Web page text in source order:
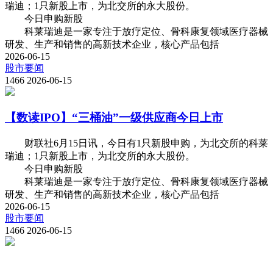
瑞迪；1只新股上市，为北交所的永大股份。
今日申购新股
科莱瑞迪是一家专注于放疗定位、骨科康复领域医疗器械
研发、生产和销售的高新技术企业，核心产品包括
2026-06-15
股市要闻
1466 2026-06-15
【数读IPO】“三桶油”一级供应商今日上市
财联社6月15日讯，今日有1只新股申购，为北交所的科莱
瑞迪；1只新股上市，为北交所的永大股份。
今日申购新股
科莱瑞迪是一家专注于放疗定位、骨科康复领域医疗器械
研发、生产和销售的高新技术企业，核心产品包括
2026-06-15
股市要闻
1466 2026-06-15